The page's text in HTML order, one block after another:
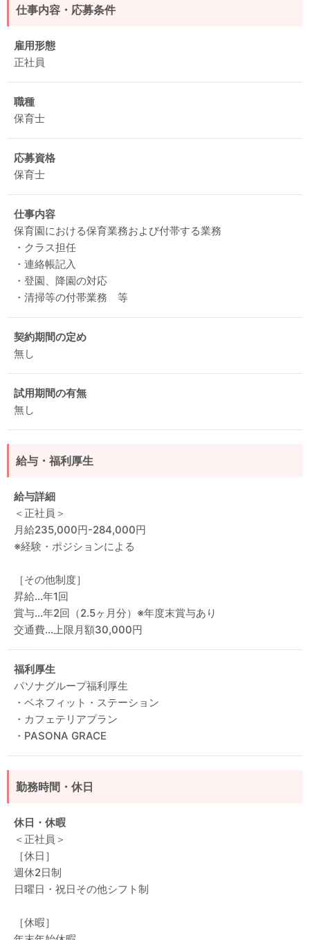
仕事内容・応募条件
雇用形態
正社員
職種
保育士
応募資格
保育士
仕事内容
保育園における保育業務および付帯する業務
・クラス担任
・連絡帳記入
・登園、降園の対応
・清掃等の付帯業務 等
契約期間の定め
無し
試用期間の有無
無し
給与・福利厚生
給与詳細
＜正社員＞
月給235,000円-284,000円
※経験・ポジションによる
［その他制度］
昇給…年1回
賞与…年2回（2.5ヶ月分）※年度末賞与あり
交通費…上限月額30,000円
福利厚生
パソナグループ福利厚生
・ベネフィット・ステーション
・カフェテリアプラン
・PASONA GRACE
勤務時間・休日
休日・休暇
＜正社員＞
［休日］
週休2日制
日曜日・祝日その他シフト制
［休暇］